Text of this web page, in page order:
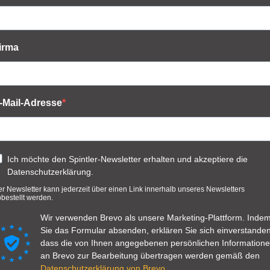
Mail-Adresse
Ich möchte den Spintler-Newsletter erhalten und akzeptiere die
Datenschutzerklärung.
Newsletter kann jederzeit über einen Link innerhalb unseres Newsletters
werden.
Wir verwenden Brevo als unsere Marketing-Plattform. Indem
Sie das Formular absenden, erklären Sie sich einverstanden,
dass die von Ihnen angegebenen persönlichen
an Brevo zur Bearbeitung übertragen werden gemäß den